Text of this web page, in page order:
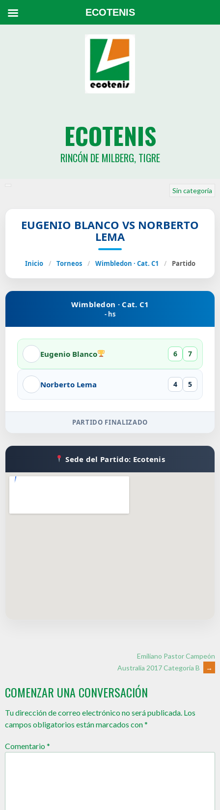
ECOTENIS
RINCÓN DE MILBERG, TIGRE
Sin categoría
EUGENIO BLANCO VS NORBERTO
LEMA
Inicio / Torneos / Wimbledon · Cat. C1 / Partido
Wimbledon · Cat. C1
- hs
Eugenio Blanco 6 7
Norberto Lema 4 5
PARTIDO FINALIZADO
Sede del Partido: Ecotenis
Emiliano Pastor Campeón
Australia 2017 Categoría B
→
COMENZAR UNA CONVERSACIÓN
Tu dirección de correo electrónico no será publicada. Los
campos obligatorios están marcados con*
Comentario*
ECOTENIS